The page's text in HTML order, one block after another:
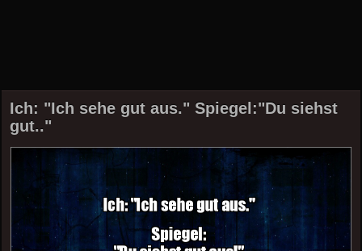
Ich: "Ich sehe gut aus." Spiegel:"Du siehst
gut.."